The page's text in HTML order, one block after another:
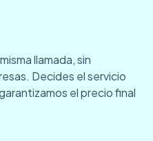
llamada, sin
Decides el servicio
el precio final